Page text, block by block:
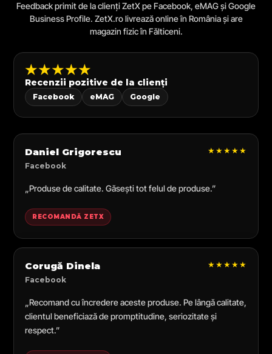
Feedback primit de la clienți ZetX pe Facebook, eMAG și Google
Business Profile. ZetX.ro livrează online în România și are
magazin fizic în Fălticeni.
★★★★★
Recenzii pozitive de la clienți
Facebook eMAG Google
Daniel Grigorescu
Facebook
★★★★★
„Produse de calitate. Găsești tot felul de produse.”
RECOMANDĂ ZETX
Corugă Dinela
Facebook
★★★★★
„Recomand cu încredere aceste produse. Pe lângă calitate,
clientul beneficiază de promptitudine, seriozitate și
respect.”